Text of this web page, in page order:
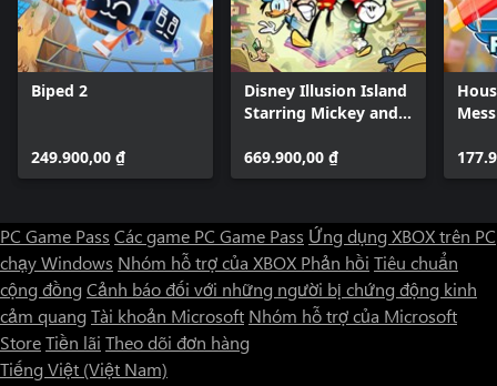
Biped 2
249.900,00 ₫
Disney Illusion Island
Starring Mickey and
669.900,00 ₫
Mess
PC Game Pass Các game PC Game Pass Ứng dụng XBOX trên PC
chạy Windows Nhóm hỗ trợ của XBOX Phản hồi Tiêu chuẩn
cộng đồng Cảnh báo đối với những người bị chứng động kinh
cảm quang Tài khoản Microsoft Nhóm hỗ trợ của Microsoft
StoreTiền lãi Theo dõi đơn hàng
Tiếng Việt (Việt Nam)